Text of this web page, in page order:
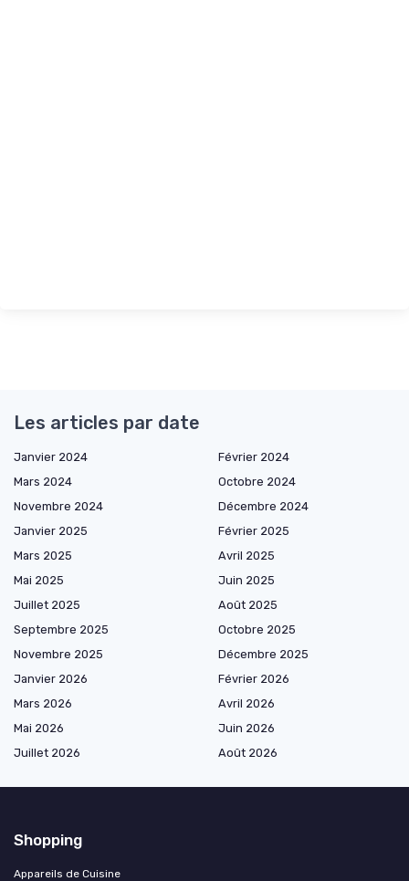
Les articles par date
Janvier 2024
Février 2024
Mars 2024
Octobre 2024
Novembre 2024
Décembre 2024
Janvier 2025
Février 2025
Mars 2025
Avril 2025
Mai 2025
Juin 2025
Juillet 2025
Août 2025
Septembre 2025
Octobre 2025
Novembre 2025
Décembre 2025
Janvier 2026
Février 2026
Mars 2026
Avril 2026
Mai 2026
Juin 2026
Juillet 2026
Août 2026
Shopping
Appareils de Cuisine